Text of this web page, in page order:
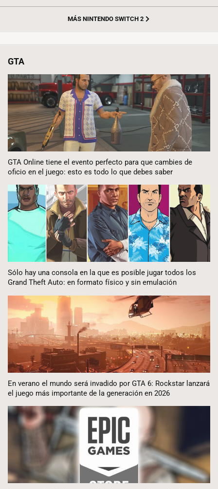
MÁS NINTENDO SWITCH 2
GTA
GTA Online tiene el evento perfecto para que cambies de
oficio en el juego: esto es todo lo que debes saber
Sólo hay una consola en la que es posible jugar todos los
Grand Theft Auto: en formato físico y sin emulación
En verano el mundo será invadido por GTA 6: Rockstar lanzará
el juego más importante de la generación en 2026